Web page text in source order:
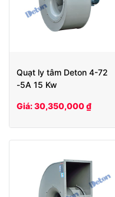
Quạt ly tâm Deton 4-72
-5A 15 Kw
Giá: 30,350,000 ₫